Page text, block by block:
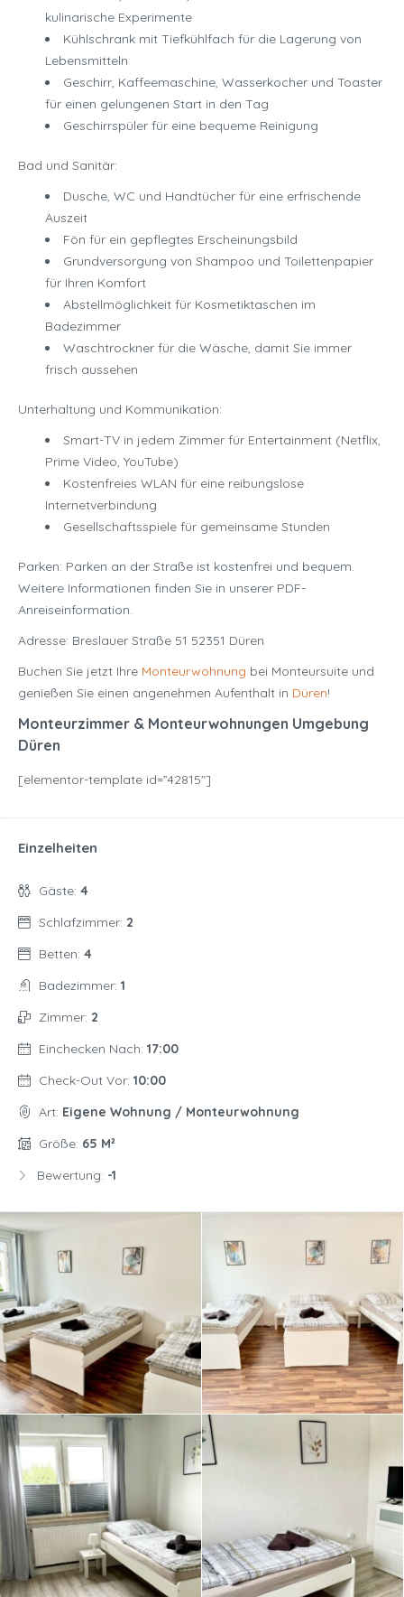
kulinarische Experimente
Kühlschrank mit Tiefkühlfach für die Lagerung von
Lebensmitteln
Geschirr, Kaffeemaschine, Wasserkocher und Toaster
für einen gelungenen Start in den Tag
Geschirrspüler für eine bequeme Reinigung
Bad und Sanitär:
Dusche, WC und Handtücher für eine erfrischende
Auszeit
Fön für ein gepflegtes Erscheinungsbild
Grundversorgung von Shampoo und Toilettenpapier
für Ihren Komfort
Abstellmöglichkeit für Kosmetiktaschen im
Badezimmer
Waschtrockner für die Wäsche, damit Sie immer
frisch aussehen
Unterhaltung und Kommunikation:
Smart-TV in jedem Zimmer für Entertainment (Netflix,
Prime Video, YouTube)
Kostenfreies WLAN für eine reibungslose
Internetverbindung
Gesellschaftsspiele für gemeinsame Stunden
Parken: Parken an der Straße ist kostenfrei und bequem.
Weitere Informationen finden Sie in unserer PDF-
Anreiseinformation.
Adresse: Breslauer Straße 51 52351 Düren
Buchen Sie jetzt Ihre Monteurwohnung bei Monteursuite und
genießen Sie einen angenehmen Aufenthalt in Düren!
Monteurzimmer & Monteurwohnungen Umgebung
Düren
[elementor-template id=”42815″]
Einzelheiten
Gäste: 4
Schlafzimmer: 2
Betten: 4
Badezimmer: 1
Zimmer: 2
Einchecken Nach: 17:00
Check-Out Vor: 10:00
Art: Eigene Wohnung / Monteurwohnung
Größe: 65 M²
Bewertung: -1